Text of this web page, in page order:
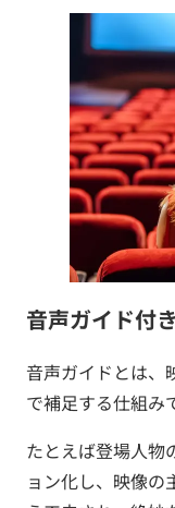
音声ガイド付
音声ガイドとは、
で補足する仕組み
たとえば登場人物
ョン化し、映像の